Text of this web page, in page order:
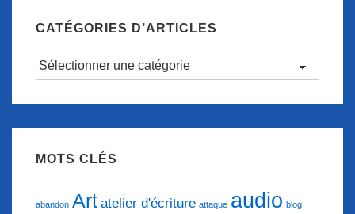
CATÉGORIES D’ARTICLES
Catégories
MOTS CLÉS
abandon Art atelier d'écriture attaque audio blog